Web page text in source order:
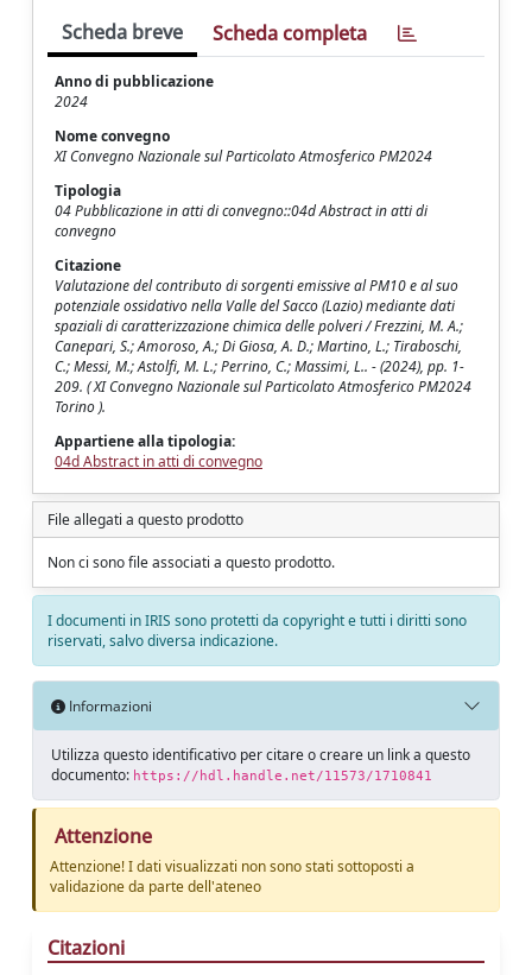
Scheda breve Scheda completa
Anno di pubblicazione
2024
Nome convegno
XI Convegno Nazionale sul Particolato Atmosferico PM2024
Tipologia
04 Pubblicazione in atti di convegno::04d Abstract in atti di
convegno
Citazione
Valutazione del contributo di sorgenti emissive al PM10 e al suo
potenziale ossidativo nella Valle del Sacco (Lazio) mediante dati
spaziali di caratterizzazione chimica delle polveri / Frezzini, M. A.;
Canepari, S.; Amoroso, A.; Di Giosa, A. D.; Martino, L.; Tiraboschi,
C.; Messi, M.; Astolfi, M. L.; Perrino, C.; Massimi, L.. - (2024), pp. 1-
209. ( XI Convegno Nazionale sul Particolato Atmosferico PM2024
Torino ).
Appartiene alla tipologia:
04d Abstract in atti di convegno
File allegati a questo prodotto
Non ci sono file associati a questo prodotto.
I documenti in IRIS sono protetti da copyright e tutti i diritti sono
riservati, salvo diversa indicazione.
Informazioni
Utilizza questo identificativo per citare o creare un link a questo
documento: https://hdl.handle.net/11573/1710841
Attenzione
Attenzione! I dati visualizzati non sono stati sottoposti a
validazione da parte dell'ateneo
Citazioni